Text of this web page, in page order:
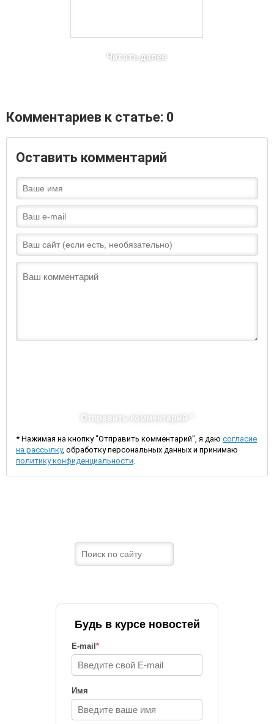
Читать далее
Комментариев к статье: 0
Оставить комментарий
Отправить комментарий *
* Нажимая на кнопку "Отправить комментарий", я даю согласие
на рассылку, обработку персональных данных и принимаю
политику конфиденциальности.
Будь в курсе новостей
E-mail *
Имя